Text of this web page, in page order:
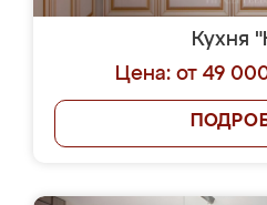
Кухня
Цена: от 49